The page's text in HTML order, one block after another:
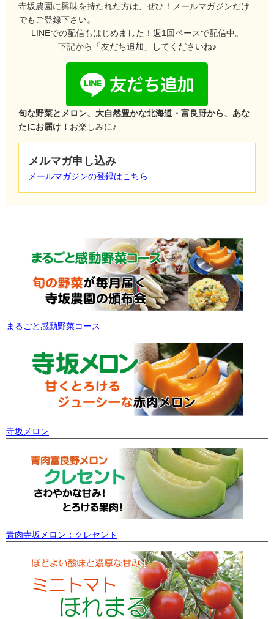
寺坂農園に興味を持たれた方は、ぜひ！メールマガジンだけ
でもご登録下さい。
LINEでの配信もはじめました！週1回ペースで配信中。
下記から「友だち追加」してくださいね♪
旬な野菜とメロン、大自然豊かな北海道・富良野から、あな
たにお届け！ お楽しみに♪
メルマガ申し込み
メールマガジンの登録はこちら
まるごと感動野菜コース
寺坂メロン
青肉寺坂メロン：クレセント